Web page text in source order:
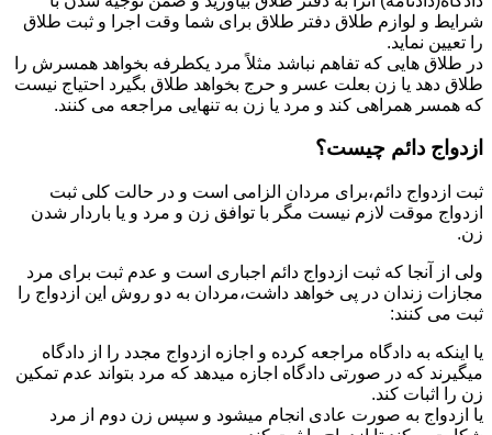
شرایط و لوازم طلاق دفتر طلاق برای شما وقت اجرا و ثبت طلاق
را تعیین نماید.
در طلاق هایی که تفاهم نباشد مثلاً مرد یکطرفه بخواهد همسرش را
طلاق دهد یا زن بعلت عسر و حرج بخواهد طلاق بگیرد احتیاج نیست
که همسر همراهی کند و مرد یا زن به تنهایی مراجعه می کنند.
ازدواج دائم چیست؟
ثبت ازدواج دائم،برای مردان الزامی است و در حالت کلی ثبت
ازدواج موقت لازم نیست مگر با توافق زن و مرد و یا باردار شدن
زن.
ولی از آنجا که ثبت ازدواج دائم اجباری است و عدم ثبت برای مرد
مجازات زندان در پی خواهد داشت،مردان به دو روش این ازدواج را
ثبت می کنند:
یا اینکه به دادگاه مراجعه کرده و اجازه ازدواج مجدد را از دادگاه
میگیرند که در صورتی دادگاه اجازه میدهد که مرد بتواند عدم تمکین
زن را اثبات کند.
یا ازدواج به صورت عادی انجام میشود و سپس زن دوم از مرد